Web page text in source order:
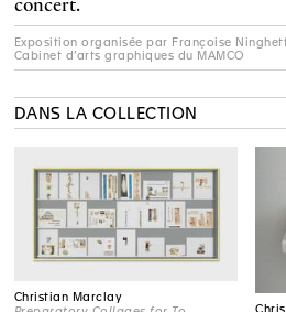
Exposition organisée par Françoise
Cabinet d’arts graphiques du MAMCO
DANS LA COLLECTION
Christian Marclay